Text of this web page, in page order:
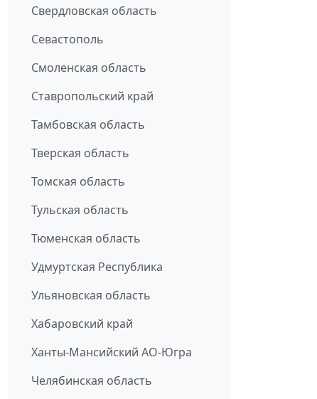
Свердловская область
Севастополь
Смоленская область
Ставропольский край
Тамбовская область
Тверская область
Томская область
Тульская область
Тюменская область
Удмуртская Республика
Ульяновская область
Хабаровский край
Ханты-Мансийский АО-Югра
Челябинская область